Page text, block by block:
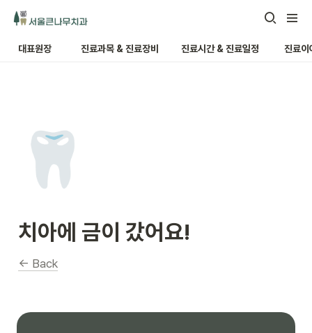
대표원장 진료과목 & 진료장비 진료시간 & 진료일정 진료이
🦷
치아에 금이 갔어요!
← Back